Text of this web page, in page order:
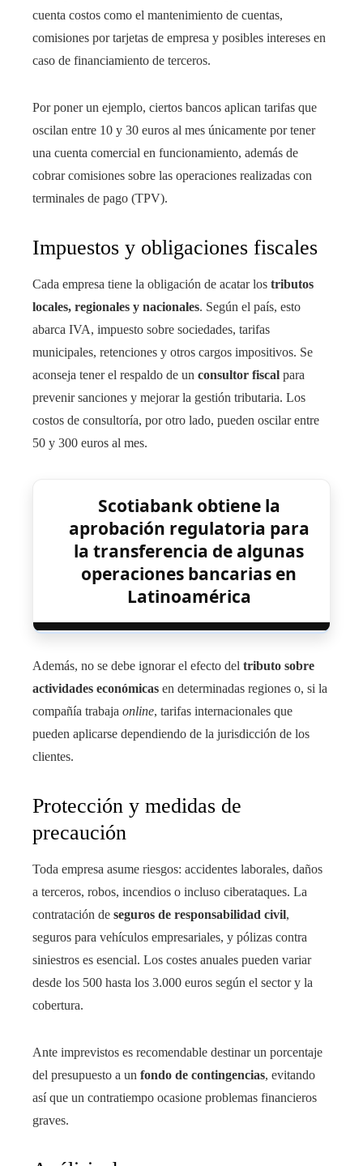
cuenta costos como el mantenimiento de cuentas,
comisiones por tarjetas de empresa y posibles intereses en
caso de financiamiento de terceros.
Por poner un ejemplo, ciertos bancos aplican tarifas que
oscilan entre 10 y 30 euros al mes únicamente por tener
una cuenta comercial en funcionamiento, además de
cobrar comisiones sobre las operaciones realizadas con
terminales de pago (TPV).
Impuestos y obligaciones fiscales
Cada empresa tiene la obligación de acatar los tributos
locales, regionales y nacionales. Según el país, esto
abarca IVA, impuesto sobre sociedades, tarifas
municipales, retenciones y otros cargos impositivos. Se
aconseja tener el respaldo de un consultor fiscal para
prevenir sanciones y mejorar la gestión tributaria. Los
costos de consultoría, por otro lado, pueden oscilar entre
50 y 300 euros al mes.
Scotiabank obtiene la
aprobación regulatoria para
la transferencia de algunas
operaciones bancarias en
Latinoamérica
Además, no se debe ignorar el efecto del tributo sobre
actividades económicas en determinadas regiones o, si la
compañía trabaja online, tarifas internacionales que
pueden aplicarse dependiendo de la jurisdicción de los
clientes.
Protección y medidas de
precaución
Toda empresa asume riesgos: accidentes laborales, daños
a terceros, robos, incendios o incluso ciberataques. La
contratación de seguros de responsabilidad civil,
seguros para vehículos empresariales, y pólizas contra
siniestros es esencial. Los costes anuales pueden variar
desde los 500 hasta los 3.000 euros según el sector y la
cobertura.
Ante imprevistos es recomendable destinar un porcentaje
del presupuesto a un fondo de contingencias, evitando
así que un contratiempo ocasione problemas financieros
graves.